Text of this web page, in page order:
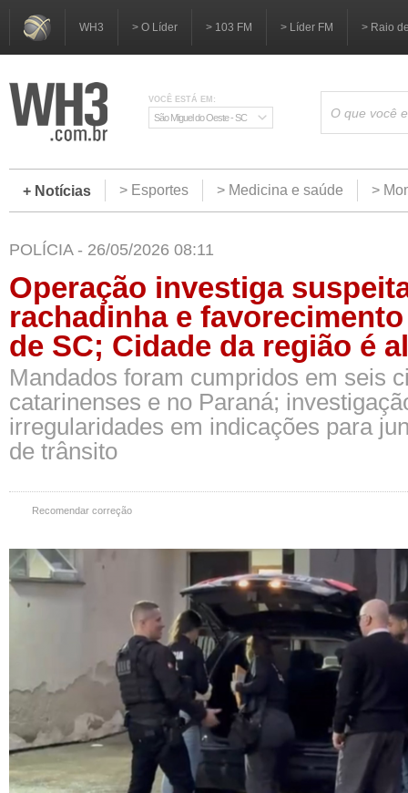
WH3 > O Líder > 103 FM > Líder FM > Raio
VOCÊ ESTÁ EM:
São Miguel do Oeste - SC
+ Notícias > Esportes > Medicina e saúde >
POLÍCIA - 26/05/2026 08:11
Operação investiga
rachadinha e
de SC; Cidade da região é
Mandados foram cumpridos em seis
catarinenses e no Paraná;
irregularidades em indicações para
de trânsito
Recomendar correção